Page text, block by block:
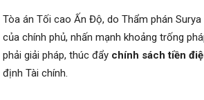
Tòa án Tối cao Ấn Độ, do Thẩm phán
của chính phủ, nhấn mạnh khoảng trống
phải giải pháp, thúc đẩy chính sách tiền
định Tài chính.